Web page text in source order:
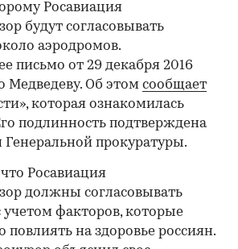
Росавиация
будут согласовывать
аэродромов.
письмо от 29 декабря 2016
Медведеву. Об этом сообщает
которая ознакомилась
подлинность подтверждена
Генеральной прокуратуры.
Росавиация
должны согласовывать
учетом факторов, которые
повлиять на здоровье россиян.